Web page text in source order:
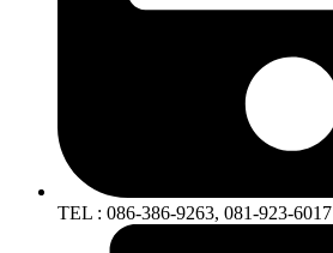
TEL : 086-386-9263, 081-923-6017